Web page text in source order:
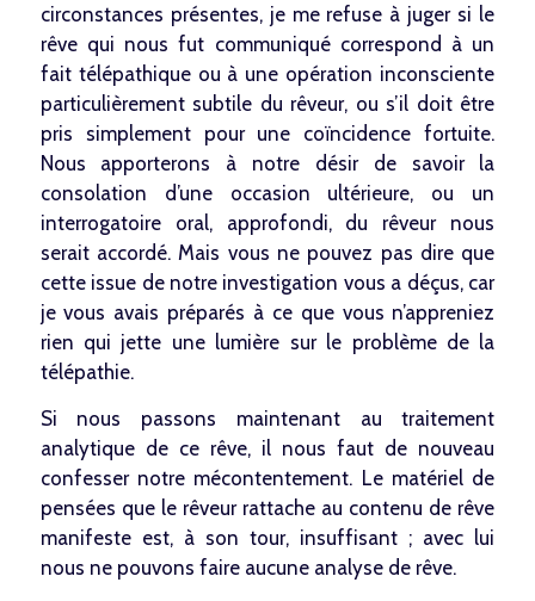
circonstances présentes, je me refuse à juger si le
rêve qui nous fut communiqué correspond à un
fait télépathique ou à une opération inconsciente
particulièrement subtile du rêveur, ou s’il doit être
pris simplement pour une coïncidence fortuite.
Nous apporterons à notre désir de savoir la
consolation d’une occasion ultérieure, ou un
interrogatoire oral, approfondi, du rêveur nous
serait accordé. Mais vous ne pouvez pas dire que
cette issue de notre investigation vous a déçus, car
je vous avais préparés à ce que vous n’appreniez
rien qui jette une lumière sur le problème de la
télépathie.
Si nous passons maintenant au traitement
analytique de ce rêve, il nous faut de nouveau
confesser notre mécontentement. Le matériel de
pensées que le rêveur rattache au contenu de rêve
manifeste est, à son tour, insuffisant ; avec lui
nous ne pouvons faire aucune analyse de rêve.